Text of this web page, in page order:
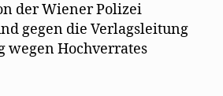
der Wiener Polizei
gegen die Verlagsleitung
wegen Hochverrates